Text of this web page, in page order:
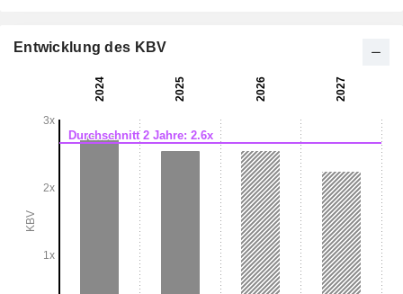
Entwicklung des KBV